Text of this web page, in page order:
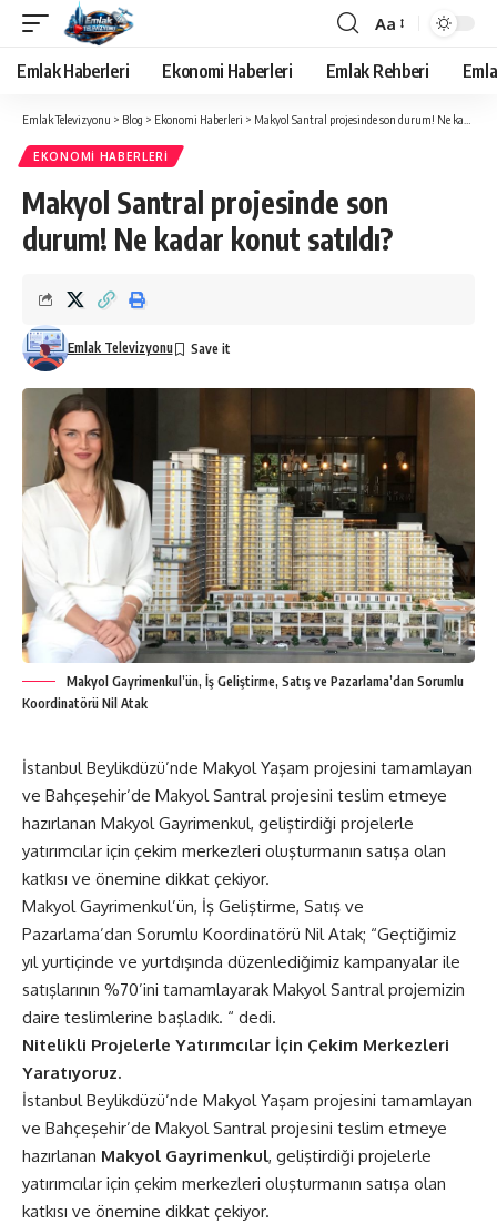
Yazı
Tipi
Boyutlandırıcı
Aa
Emlak Haberleri Ekonomi Haberleri Emlak Rehberi
Emlak Televizyonu > Blog > Ekonomi Haberleri > Makyol Santral projesinde son durum! Ne kadar konut satıldı?
EKONOMI HABERLERI
Makyol Santral projesinde son
durum! Ne kadar konut satıldı?
Emlak Televizyonu
Makyol Gayrimenkul’ün, İş Geliştirme, Satış ve Pazarlama’dan Sorumlu
Koordinatörü Nil Atak
İstanbul Beylikdüzü’nde Makyol Yaşam projesini tamamlayan
ve Bahçeşehir’de Makyol Santral projesini teslim etmeye
hazırlanan Makyol Gayrimenkul, geliştirdiği projelerle
yatırımcılar için çekim merkezleri oluşturmanın satışa olan
katkısı ve önemine dikkat çekiyor.
Makyol Gayrimenkul’ün, İş Geliştirme, Satış ve
Pazarlama’dan Sorumlu Koordinatörü Nil Atak; “Geçtiğimiz
yıl yurtiçinde ve yurtdışında düzenlediğimiz kampanyalar ile
satışlarının %70’ini tamamlayarak Makyol Santral projemizin
daire teslimlerine başladık. “ dedi.
Nitelikli Projelerle Yatırımcılar İçin Çekim Merkezleri
Yaratıyoruz.
İstanbul Beylikdüzü’nde Makyol Yaşam projesini tamamlayan
ve Bahçeşehir’de Makyol Santral projesini teslim etmeye
hazırlanan Makyol Gayrimenkul, geliştirdiği projelerle
yatırımcılar için çekim merkezleri oluşturmanın satışa olan
katkısı ve önemine dikkat çekiyor.